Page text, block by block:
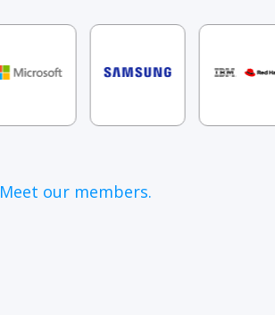
Meet our members.